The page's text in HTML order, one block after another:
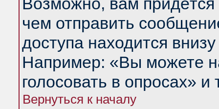
чем отправить
доступа находится
Например: «Вы можете
голосовать в опросах» и
Вернуться к началу